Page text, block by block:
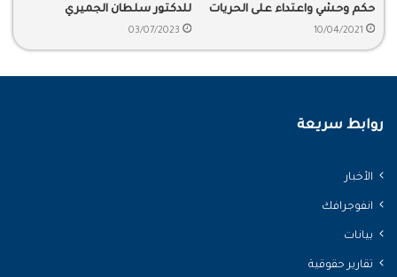
حكم وحشي واعتداء على الحريات
10/04/2021
للدكتور سلطان الجميري
03/07/2023
روابط سريعة
الأخبار
انفوجرافك
بيانات
تقارير حقوقية